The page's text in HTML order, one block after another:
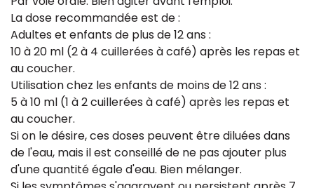
La dose recommandée est de :
Adultes et enfants de plus de 12 ans :
10 à 20 ml (2 à 4 cuillerées à café) après les repas et
au coucher.
Utilisation chez les enfants de moins de 12 ans :
5 à 10 ml (1 à 2 cuillerées à café) après les repas et
au coucher.
Si on le désire, ces doses peuvent être diluées dans
de l'eau, mais il est conseillé de ne pas ajouter plus
d'une quantité égale d'eau. Bien mélanger.